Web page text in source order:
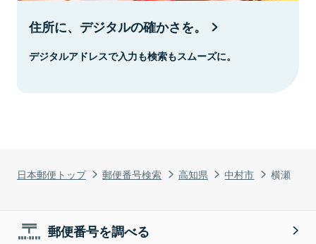
日本郵便トップ 郵便番号検索 高知県 中村市 横瀬
住所に、デジタルの確かさを。
デジタルアドレスで入力も検索もスムーズに。
郵便番号を調べる